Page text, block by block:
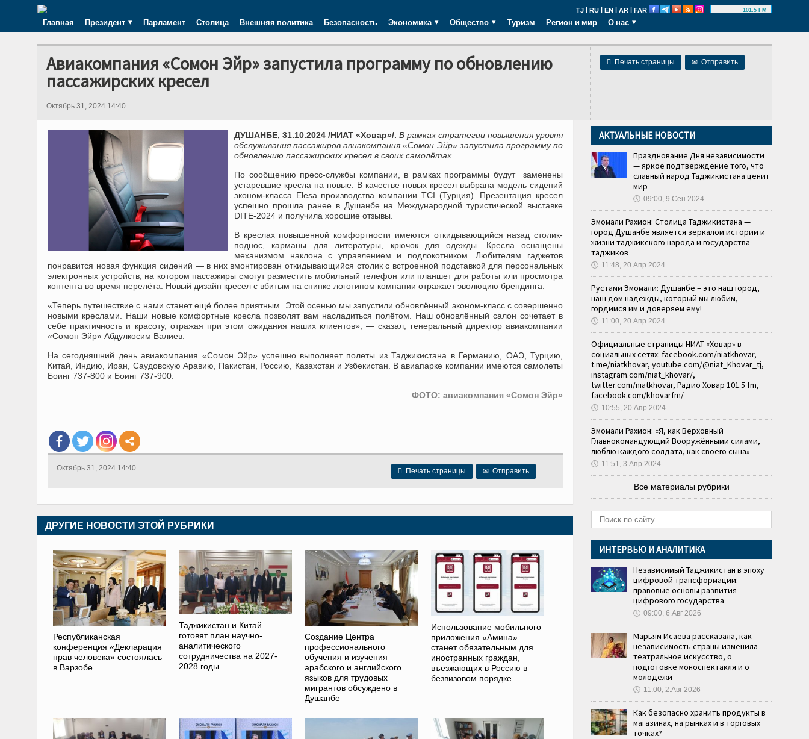
TJ | RU | EN | AR | FAR 101.5 FM
Главная Президент Парламент Столица Внешняя политика Безопасность Экономика Общество Туризм Регион и мир О нас
 Печать страницы ✉ Отправить
Авиакомпания «Сомон Эйр» запустила программу по обновлению
пассажирских кресел
Октябрь 31, 2024 14:40
ДУШАНБЕ, 31.10.2024 /НИАТ «Ховар»/. В рамках стратегии повышения уровня
обслуживания пассажиров авиакомпания «Сомон Эйр» запустила программу по
обновлению пассажирских кресел в своих самолётах.
По сообщению пресс-службы компании, в рамках программы будут заменены
устаревшие кресла на новые. В качестве новых кресел выбрана модель сидений
эконом-класса Elesa производства компании TCI (Турция). Презентация кресел
успешно прошла ранее в Душанбе на Международной туристической выставке
DITE-2024 и получила хорошие отзывы.
В креслах повышенной комфортности имеются откидывающийся назад столик-
поднос, карманы для литературы, крючок для одежды. Кресла оснащены
механизмом наклона с управлением и подлокотником. Любителям гаджетов
понравится новая функция сидений — в них вмонтирован откидывающийся столик с встроенной подставкой для персональных
электронных устройств, на котором пассажиры смогут разместить мобильный телефон или планшет для работы или просмотра
контента во время перелёта. Новый дизайн кресел с вбитым на спинке логотипом компании отражает эволюцию брендинга.
«Теперь путешествие с нами станет ещё более приятным. Этой осенью мы запустили обновлённый эконом-класс с совершенно
новыми креслами. Наши новые комфортные кресла позволят вам насладиться полётом. Наш обновлённый салон сочетает в
себе практичность и красоту, отражая при этом ожидания наших клиентов», — сказал, генеральный директор авиакомпании
«Сомон Эйр» Абдулкосим Валиев.
На сегодняшний день авиакомпания «Сомон Эйр» успешно выполняет полеты из Таджикистана в Германию, ОАЭ, Турцию,
Китай, Индию, Иран, Саудовскую Аравию, Пакистан, Россию, Казахстан и Узбекистан. В авиапарке компании имеются самолеты
Боинг 737-800 и Боинг 737-900.
ФОТО: авиакомпания «Сомон Эйр»
 Печать страницы ✉ Отправить
Октябрь 31, 2024 14:40
ДРУГИЕ НОВОСТИ ЭТОЙ РУБРИКИ
Республиканская
конференция «Декларация
прав человека» состоялась
в Варзобе
Таджикистан и Китай
готовят план научно-
аналитического
сотрудничества на 2027-
2028 годы
Создание Центра
профессионального
обучения и изучения
арабского и английского
языков для трудовых
мигрантов обсуждено в
Душанбе
Использование мобильного
приложения «Амина»
станет обязательным для
иностранных граждан,
въезжающих в Россию в
безвизовом порядке
АКТУАЛЬНЫЕ НОВОСТИ
Празднование Дня независимости
— яркое подтверждение того, что
славный народ Таджикистана ценит
мир
🕔 09:00, 9.Сен 2024
Эмомали Рахмон: Столица Таджикистана —
город Душанбе является зеркалом истории и
жизни таджикского народа и государства
таджиков
🕔 11:48, 20.Апр 2024
Рустами Эмомали: Душанбе – это наш город,
наш дом надежды, который мы любим,
гордимся им и доверяем ему!
🕔 11:00, 20.Апр 2024
Официальные страницы НИАТ «Ховар» в
социальных сетях: facebook.com/niatkhovar,
t.me/niatkhovar, youtube.com/@niat_Khovar_tj,
instagram.com/niat_khovar/,
twitter.com/niatkhovar, Радио Ховар 101.5 fm,
facebook.com/khovarfm/
🕔 10:55, 20.Апр 2024
Эмомали Рахмон: «Я, как Верховный
Главнокомандующий Вооружёнными силами,
люблю каждого солдата, как своего сына»
🕔 11:51, 3.Апр 2024
Все материалы рубрики
ИНТЕРВЬЮ И АНАЛИТИКА
Независимый Таджикистан в эпоху
цифровой трансформации:
правовые основы развития
цифрового государства
🕔 09:00, 6.Авг 2026
Марьям Исаева рассказала, как
независимость страны изменила
театральное искусство, о
подготовке моноспектакля и о
молодёжи
🕔 11:00, 2.Авг 2026
Как безопасно хранить продукты в
магазинах, на рынках и в торговых
точках?